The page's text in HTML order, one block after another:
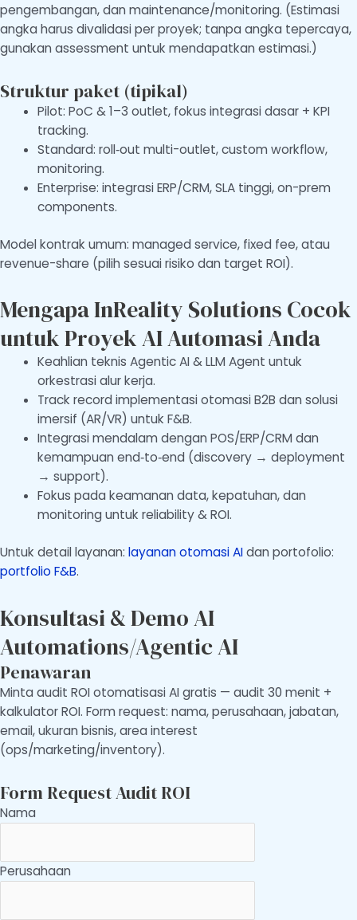
pengembangan, dan maintenance/monitoring. (Estimasi
angka harus divalidasi per proyek; tanpa angka tepercaya,
gunakan assessment untuk mendapatkan estimasi.)
Struktur paket (tipikal)
Pilot: PoC & 1–3 outlet, fokus integrasi dasar + KPI
tracking.
Standard: roll‑out multi-outlet, custom workflow,
monitoring.
Enterprise: integrasi ERP/CRM, SLA tinggi, on-prem
components.
Model kontrak umum: managed service, fixed fee, atau
revenue-share (pilih sesuai risiko dan target ROI).
Mengapa InReality Solutions Cocok
untuk Proyek AI Automasi Anda
Keahlian teknis Agentic AI & LLM Agent untuk
orkestrasi alur kerja.
Track record implementasi otomasi B2B dan solusi
imersif (AR/VR) untuk F&B.
Integrasi mendalam dengan POS/ERP/CRM dan
kemampuan end‑to‑end (discovery → deployment
→ support).
Fokus pada keamanan data, kepatuhan, dan
monitoring untuk reliability & ROI.
Untuk detail layanan: layanan otomasi AIdan portofolio:
portfolio F&B.
Konsultasi & Demo AI
Automations/Agentic AI
Penawaran
Minta audit ROI otomatisasi AI gratis — audit 30 menit +
kalkulator ROI. Form request: nama, perusahaan, jabatan,
email, ukuran bisnis, area interest
(ops/marketing/inventory).
Form Request Audit ROI
Nama
Perusahaan